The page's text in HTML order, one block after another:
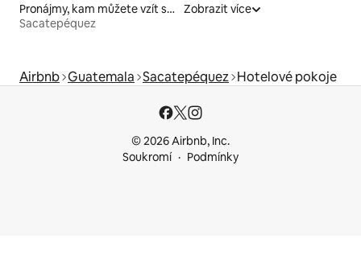
Pronájmy, kam můžete vzít své domácí mazlíčky
Sacatepéquez
Zobrazit více
Airbnb Guatemala Sacatepéquez Hotelové pokoje
© 2026 Airbnb, Inc.
Soukromí
Podmínky